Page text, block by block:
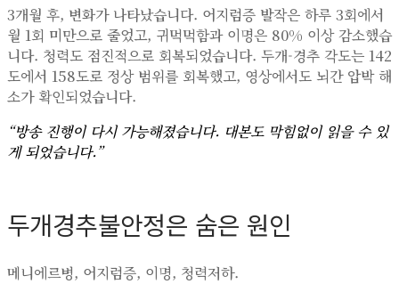
3개월 후, 변화가 나타났습니다. 어지럼증 발작은 하루 3회에서
월 1회 미만으로 줄었고, 귀먹먹함과 이명은 80% 이상 감소했습
니다. 청력도 점진적으로 회복되었습니다. 두개-경추 각도는 142
도에서 158도로 정상 범위를 회복했고, 영상에서도 뇌간 압박 해
소가 확인되었습니다.
“방송 진행이 다시 가능해졌습니다. 대본도 막힘없이 읽을 수 있
게 되었습니다.”
두개경추불안정은 숨은 원인
메니에르병, 어지럼증, 이명, 청력저하.